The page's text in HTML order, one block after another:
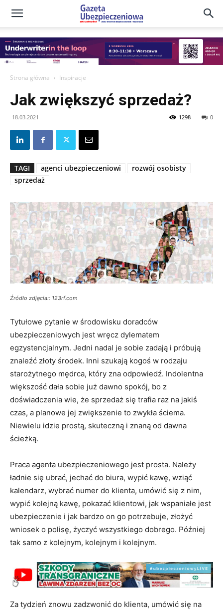
Gazeta
Ubezpieczeniowa
Portal
Strona główna Inspiracje
Jak zwiększyć sprzedaż?
18.03.2021 0
1298
TAGI agenci ubezpieczeniowi
rozwój osobisty
sprzedaż
Źródło zdjęcia:: 123rf.com
Tytułowe pytanie w środowisku doradców
ubezpieczeniowych jest wręcz dylematem
egzystencjalnym. Jedni nadal je sobie zadają i próbują
znaleźć złoty środek. Inni szukają kogoś w rodzaju
starożytnego mędrca, który zna odpowiedź. Indolentna
większość dała sobie już dawno spokój, bo z
doświadczenia wie, że sprzedaż się trafia raz na jakiś
czas, a planowe jej zwiększenie to zwykła ściema.
Niewielu idzie prostą, skuteczną i znaną od dawna
ścieżką.
Praca agenta ubezpieczeniowego jest prosta. Należy
ładnie się ubrać, jechać do biura, wypić kawę, wziąć
kalendarz, wybrać numer do klienta, umówić się z nim,
wypić kolejną kawę, pokazać klientowi, jak wspaniałe jest
ubezpieczenie i jak bardzo on go potrzebuje, złożyć
wniosek o polisę, życzyć wszystkiego dobrego. Później
tak samo z kolejnym, kolejnym i kolejnym.
Za tydzień znowu zadzwonić do klienta, umówić się na